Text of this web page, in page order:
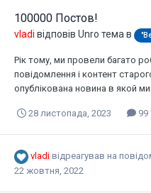
100000 Постов!
vladi відповів Unro тема в
Рік тому, ми провели багато
повідомлення і контент
опублікована новина в якой
28 листопада, 2023 99
vladi відреагував на
22 жовтня, 2022